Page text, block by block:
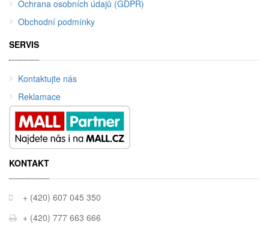
Ochrana osobních údajů (GDPR)
Obchodní podmínky
SERVIS
Kontaktujte nás
Reklamace
KONTAKT
+ (420) 607 045 350
+ (420) 777 663 666